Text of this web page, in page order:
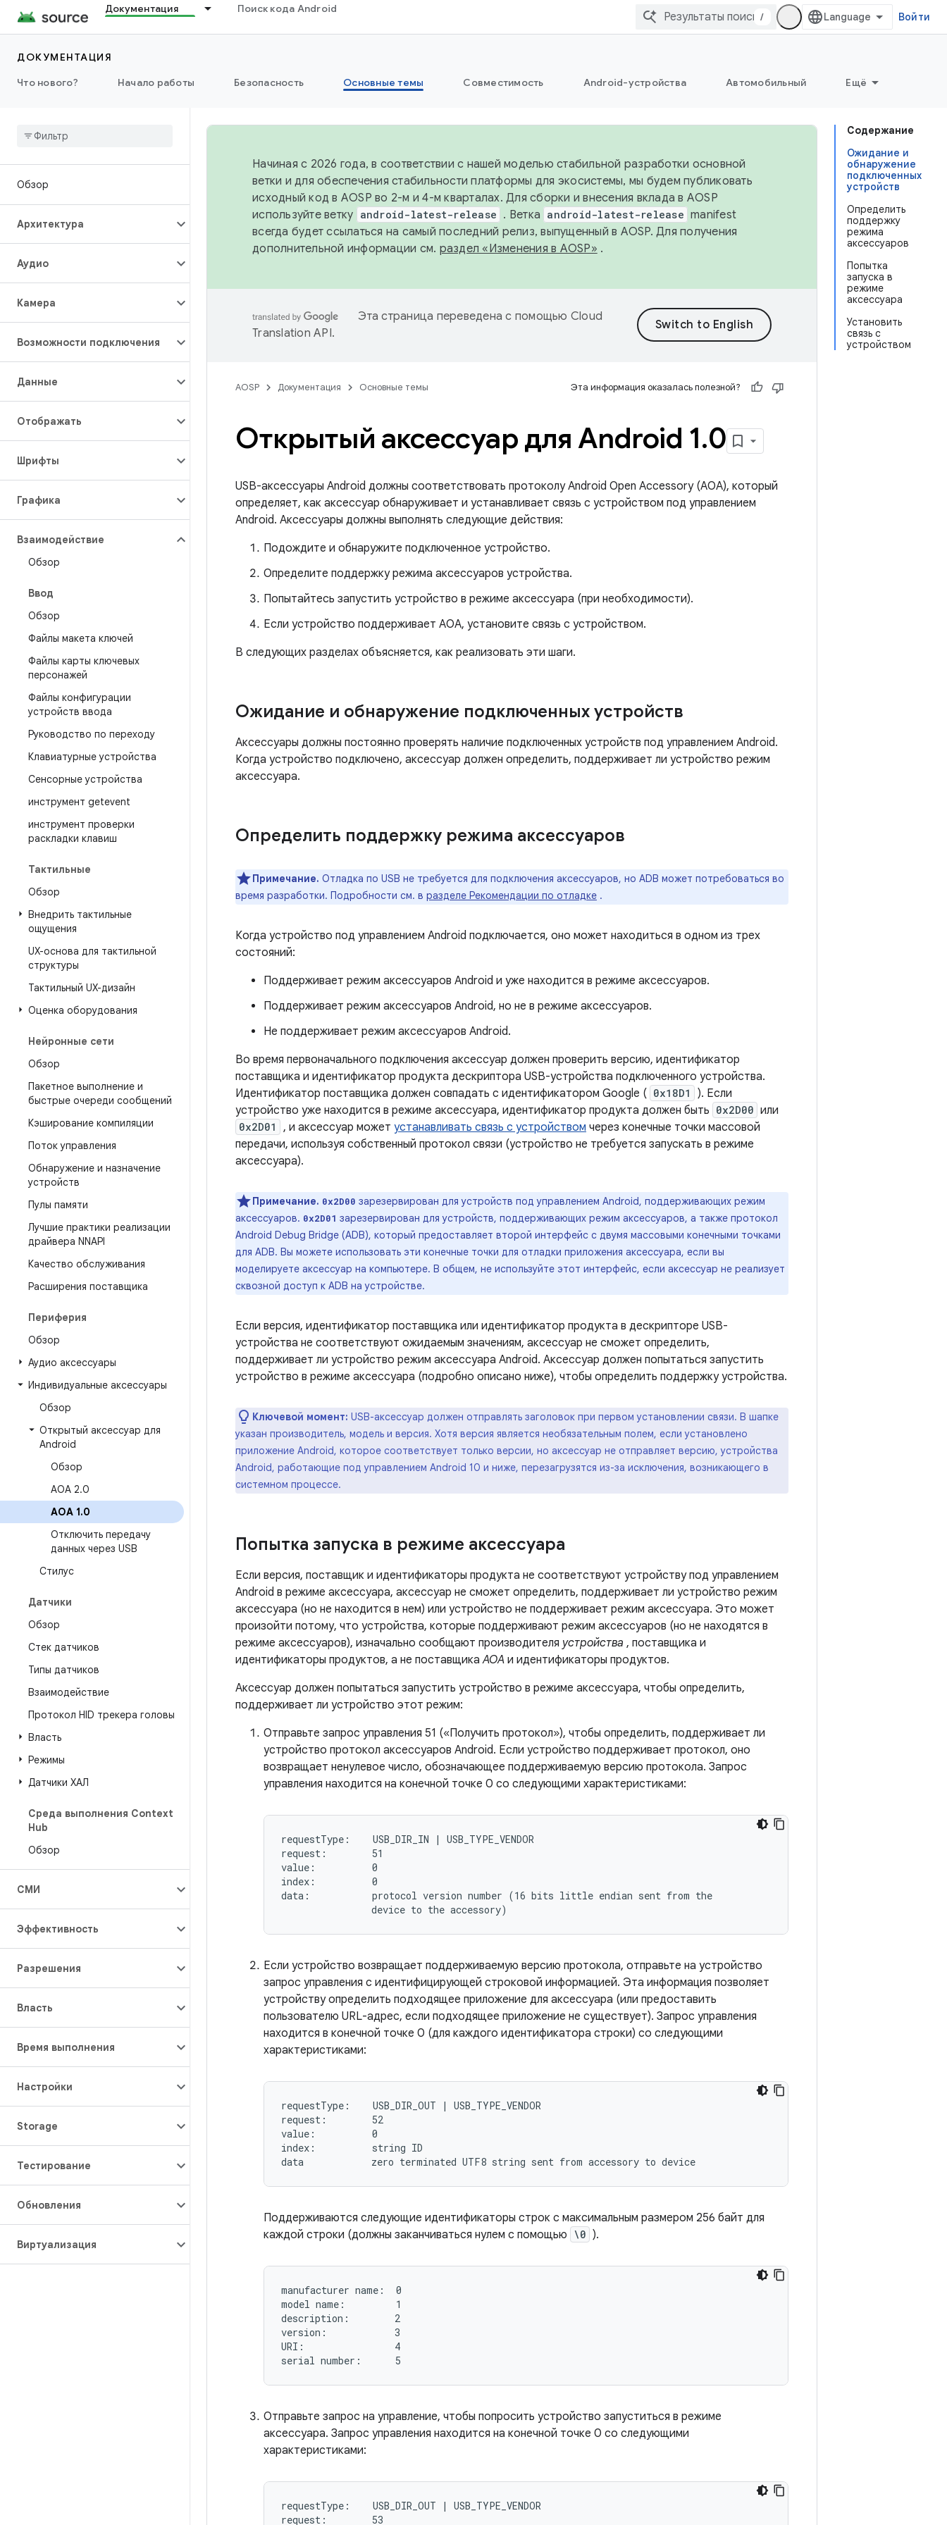
Документация Поиск кода Android
/ Войти
ДОКУМЕНТАЦИЯ
Что нового?
Начало работы Безопасность Основные темы Совместимость Android-устройства Автомобильный Ещё
Обзор
Архитектура
Аудио
Камера
Возможности подключения
Данные
Отображать
Шрифты
Графика
Взаимодействие
Обзор
Ввод
Обзор
Файлы макета ключей
Файлы карты ключевых
персонажей
Файлы конфигурации
устройств ввода
Руководство по переходу
Клавиатурные устройства
Сенсорные устройства
инструмент getevent
инструмент проверки
раскладки клавиш
Тактильные
Обзор
Внедрить тактильные
ощущения
UX-основа для тактильной
структуры
Тактильный UX-дизайн
Оценка оборудования
Нейронные сети
Обзор
Пакетное выполнение и
быстрые очереди сообщений
Кэширование компиляции
Поток управления
Обнаружение и назначение
устройств
Пулы памяти
Лучшие практики реализации
драйвера NNAPI
Качество обслуживания
Расширения поставщика
Периферия
Обзор
Аудио аксессуары
Индивидуальные аксессуары
Обзор
Открытый аксессуар для
Android
Обзор
АОА 2.0
АОА 1.0
Отключить передачу
данных через USB
Стилус
Датчики
Обзор
Стек датчиков
Типы датчиков
Взаимодействие
Протокол HID трекера головы
Власть
Режимы
Датчики ХАЛ
Среда выполнения Context
Hub
Обзор
СМИ
Эффективность
Разрешения
Власть
Время выполнения
Настройки
Storage
Тестирование
Обновления
Виртуализация
Содержание
Ожидание и
обнаружение
подключенных
устройств
Определить
поддержку
режима
аксессуаров
Попытка
запуска в
режиме
аксессуара
Установить
связь с
устройством
Начиная с 2026 года, в соответствии с нашей моделью стабильной разработки основной
ветки и для обеспечения стабильности платформы для экосистемы, мы будем публиковать
исходный код в AOSP во 2-м и 4-м кварталах. Для сборки и внесения вклада в AOSP
используйте ветку android-latest-release . Ветка android-latest-release manifest
всегда будет ссылаться на самый последний релиз, выпущенный в AOSP. Для получения
дополнительной информации см. раздел «Изменения в AOSP» .
Эта страница переведена с помощью Cloud
Translation API.
AOSP Документация Основные темы Эта информация оказалась полезной?
Открытый аксессуар для Android 1.0
USB-аксессуары Android должны соответствовать протоколу Android Open Accessory (AOA), который
определяет, как аксессуар обнаруживает и устанавливает связь с устройством под управлением
Android. Аксессуары должны выполнять следующие действия:
Подождите и обнаружите подключенное устройство.
Определите поддержку режима аксессуаров устройства.
Попытайтесь запустить устройство в режиме аксессуара (при необходимости).
Если устройство поддерживает AOA, установите связь с устройством.
В следующих разделах объясняется, как реализовать эти шаги.
Ожидание и обнаружение подключенных устройств
Аксессуары должны постоянно проверять наличие подключенных устройств под управлением Android.
Когда устройство подключено, аксессуар должен определить, поддерживает ли устройство режим
аксессуара.
Определить поддержку режима аксессуаров
Примечание. Отладка по USB не требуется для подключения аксессуаров, но ADB может потребоваться во
время разработки. Подробности см. в разделе Рекомендации по отладке .
Когда устройство под управлением Android подключается, оно может находиться в одном из трех
состояний:
Поддерживает режим аксессуаров Android и уже находится в режиме аксессуаров.
Поддерживает режим аксессуаров Android, но не в режиме аксессуаров.
Не поддерживает режим аксессуаров Android.
Во время первоначального подключения аксессуар должен проверить версию, идентификатор
поставщика и идентификатор продукта дескриптора USB-устройства подключенного устройства.
Идентификатор поставщика должен совпадать с идентификатором Google ( 0x18D1
). Если
устройство уже находится в режиме аксессуара, идентификатор продукта должен быть 0x2D00 или
0x2D01 , и аксессуар может устанавливать связь с устройством через конечные точки массовой
передачи, используя собственный протокол связи (устройство не требуется запускать в режиме
аксессуара).
Примечание. 0x2D00 зарезервирован для устройств под управлением Android, поддерживающих режим
аксессуаров. 0x2D01 зарезервирован для устройств, поддерживающих режим аксессуаров, а также протокол
Android Debug Bridge (ADB), который предоставляет второй интерфейс с двумя массовыми конечными точками
для ADB. Вы можете использовать эти конечные точки для отладки приложения аксессуара, если вы
моделируете аксессуар на компьютере. В общем, не используйте этот интерфейс, если аксессуар не реализует
сквозной доступ к ADB на устройстве.
Если версия, идентификатор поставщика или идентификатор продукта в дескрипторе USB-
устройства не соответствуют ожидаемым значениям, аксессуар не сможет определить,
поддерживает ли устройство режим аксессуара Android. Аксессуар должен попытаться запустить
устройство в режиме аксессуара (подробно описано ниже), чтобы определить поддержку устройства.
Ключевой момент: USB-аксессуар должен отправлять заголовок при первом установлении связи. В шапке
указан производитель, модель и версия. Хотя версия является необязательным полем, если установлено
приложение Android, которое соответствует только версии, но аксессуар не отправляет версию, устройства
Android, работающие под управлением Android 10 и ниже, перезагрузятся из-за исключения, возникающего в
системном процессе.
Попытка запуска в режиме аксессуара
Если версия, поставщик и идентификаторы продукта не соответствуют устройству под управлением
Android в режиме аксессуара, аксессуар не сможет определить, поддерживает ли устройство режим
аксессуара (но не находится в нем) или устройство не поддерживает режим аксессуара. Это может
произойти потому, что устройства, которые поддерживают режим аксессуаров (но не находятся в
режиме аксессуаров), изначально сообщают производителя устройства , поставщика и
идентификаторы продуктов, а не поставщикаAOA и идентификаторы продуктов.
Аксессуар должен попытаться запустить устройство в режиме аксессуара, чтобы определить,
поддерживает ли устройство этот режим:
Отправьте запрос управления 51 («Получить протокол»), чтобы определить, поддерживает ли
устройство протокол аксессуаров Android. Если устройство поддерживает протокол, оно
возвращает ненулевое число, обозначающее поддерживаемую версию протокола. Запрос
управления находится на конечной точке 0 со следующими характеристиками:
requestType:    USB_DIR_IN | USB_TYPE_VENDOR
request:        51
value:          0
index:          0
data:           protocol version number (16 bits little endian sent from the
Если устройство возвращает поддерживаемую версию протокола, отправьте на устройство
запрос управления с идентифицирующей строковой информацией. Эта информация позволяет
устройству определить подходящее приложение для аксессуара (или предоставить
пользователю URL-адрес, если подходящее приложение не существует). Запрос управления
находится в конечной точке 0 (для каждого идентификатора строки) со следующими
характеристиками:
requestType:    USB_DIR_OUT | USB_TYPE_VENDOR
request:        52
value:          0
index:          string ID
Поддерживаются следующие идентификаторы строк с максимальным размером 256 байт для
каждой строки (должны заканчиваться нулем с помощью \0 ).
manufacturer name:  0
model name:         1
description:        2
version:            3
URI:                4
Отправьте запрос на управление, чтобы попросить устройство запуститься в режиме
аксессуара. Запрос управления находится на конечной точке 0 со следующими
характеристиками:
requestType:    USB_DIR_OUT | USB_TYPE_VENDOR
request:        53